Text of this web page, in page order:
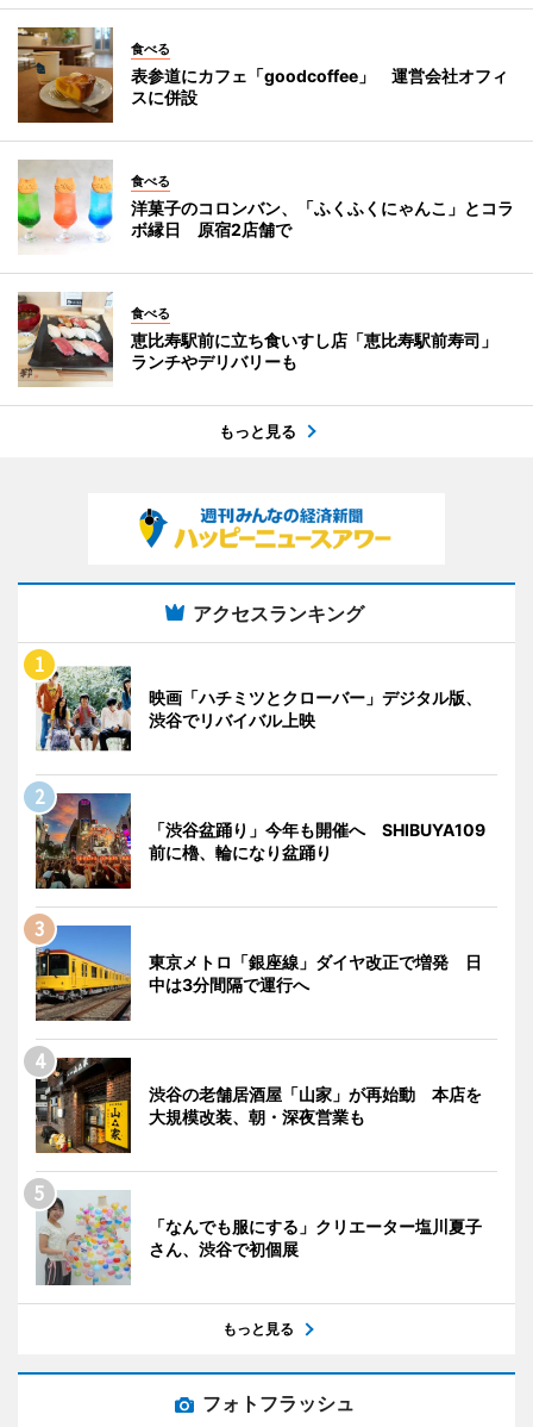
食べる
表参道にカフェ「goodcoffee」 運営会社オフィ
スに併設
食べる
洋菓子のコロンバン、「ふくふくにゃんこ」とコラ
ボ縁日 原宿2店舗で
食べる
恵比寿駅前に立ち食いすし店「恵比寿駅前寿司」
ランチやデリバリーも
もっと見る
アクセスランキング
映画「ハチミツとクローバー」デジタル版、
渋谷でリバイバル上映
「渋谷盆踊り」今年も開催へ SHIBUYA109
前に櫓、輪になり盆踊り
東京メトロ「銀座線」ダイヤ改正で増発 日
中は3分間隔で運行へ
渋谷の老舗居酒屋「山家」が再始動 本店を
大規模改装、朝・深夜営業も
「なんでも服にする」クリエーター塩川夏子
さん、渋谷で初個展
もっと見る
フォトフラッシュ